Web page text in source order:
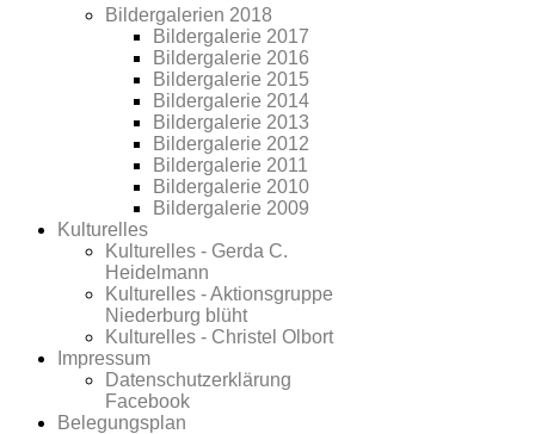
Bildergalerien 2018
Bildergalerie 2017
Bildergalerie 2016
Bildergalerie 2015
Bildergalerie 2014
Bildergalerie 2013
Bildergalerie 2012
Bildergalerie 2011
Bildergalerie 2010
Bildergalerie 2009
Kulturelles
Kulturelles - Gerda C.
Heidelmann
Kulturelles - Aktionsgruppe
Niederburg blüht
Kulturelles - Christel Olbort
Impressum
Datenschutzerklärung
Facebook
Belegungsplan